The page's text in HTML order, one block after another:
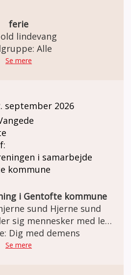
ferie
lindevang
Alle
Se mere
september 2026
i samarbejde
kommune
i Gentofte kommune
sund Hjerne sund
sig mennesker med let
og fortrinsvis til dem
har vi nu holdt
Dig med demens
Se mere